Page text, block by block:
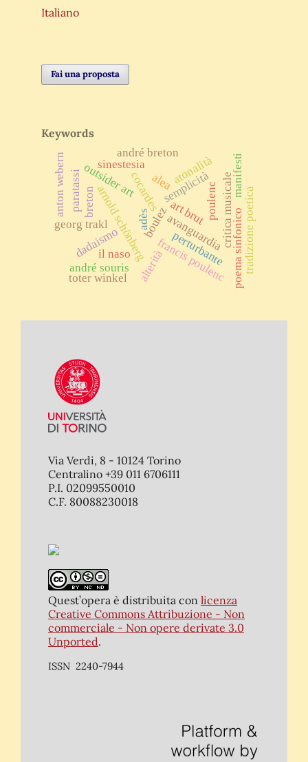
Italiano
Fai una proposta
Keywords
arnold schönbergboulez
breton
avanguardia
art brut
outsider art semplicità
dadaismo
poulenc
cocardesalea
francis poulenc
adès
perturbante
alterità
critica musicale
atonalità
sinestesia
andré souris
andré breton
toter winkel poema sinfonico
georg trakl tradizione poetica
paratassi
anton webern manifesti
il naso
Via Verdi, 8 - 10124 Torino
Centralino +39 011 6706111
P.I. 02099550010
C.F. 80088230018
Quest’opera è distribuita con licenza
Creative Commons Attribuzione - Non
commerciale - Non opere derivate 3.0
Unported.
ISSN 2240-7944